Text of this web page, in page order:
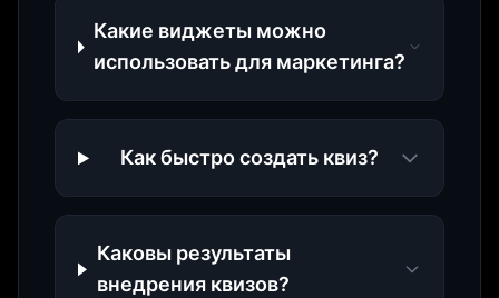
Какие виджеты можно
использовать для маркетинга?
Как быстро создать квиз?
Каковы результаты
внедрения квизов?